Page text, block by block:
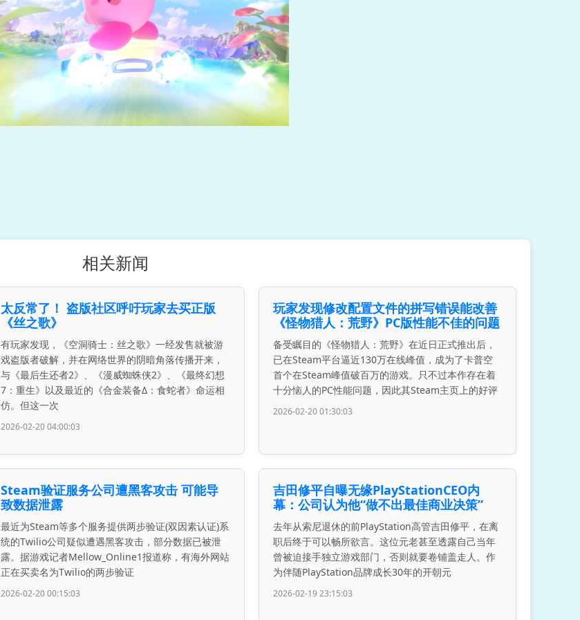
相关新闻
太反常了！ 盗版社区呼吁玩家去买正版
《丝之歌》
有玩家发现，《空洞骑士：丝之歌》一经发售就被游
戏盗版者破解，并在网络世界的阴暗角落传播开来，
与《最后生还者2》、《漫威蜘蛛侠2》、《最终幻想
7：重生》以及最近的《合金装备Δ：食蛇者》命运相
仿。但这一次
2026-02-20 04:00:03
玩家发现修改配置文件的拼写错误能改善
《怪物猎人：荒野》PC版性能不佳的问题
备受瞩目的《怪物猎人：荒野》在近日正式推出后，
已在Steam平台逼近130万在线峰值，成为了卡普空
首个在Steam峰值破百万的游戏。只不过本作存在着
十分恼人的PC性能问题，因此其Steam主页上的好评
2026-02-20 01:30:03
Steam验证服务公司遭黑客攻击 可能导
致数据泄露
最近为Steam等多个服务提供两步验证(双因素认证)系
统的Twilio公司疑似遭遇黑客攻击，部分数据已被泄
露。据游戏记者Mellow_Online1报道称，有海外网站
正在买卖名为Twilio的两步验证
2026-02-20 00:15:03
吉田修平自曝无缘PlayStationCEO内
幕：公司认为他“做不出最佳商业决策”
去年从索尼退休的前PlayStation高管吉田修平，在离
职后终于可以畅所欲言。这位元老甚至透露自己当年
曾被迫接手独立游戏部门，否则就要卷铺盖走人。作
为伴随PlayStation品牌成长30年的开朝元
2026-02-19 23:15:03